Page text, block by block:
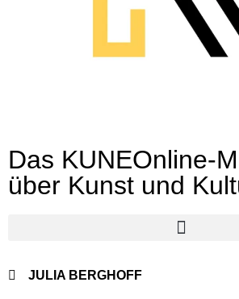
Das KUNEOnline-
über Kunst und
JULIA BERGHOFF